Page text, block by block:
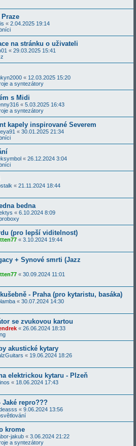
« 2.04.2025 19:14
na stránku o uživateli
« 29.03.2025 15:41
« 12.03.2025 15:20
a syntezátory
s Midi
« 5.03.2025 16:43
a syntezátory
kapely inspirované Severem
« 30.01.2025 21:34
« 26.12.2024 3:04
« 21.11.2024 18:44
bedna
« 6.10.2024 8:09
(pro lepší viditelnost)
« 3.10.2024 19:44
+ Synové smrti (Jazz
« 30.09.2024 11:01
- Praha (pro kytaristu, basáka)
« 30.07.2024 14:30
se zvukovou kartou
« 26.06.2024 18:33
akustické kytary
« 19.06.2024 18:26
elektrickou kytaru - Plzeň
« 18.06.2024 17:43
Jaké repro???
« 9.06.2024 13:56
krome
jakub « 3.06.2024 21:22
a syntezátory